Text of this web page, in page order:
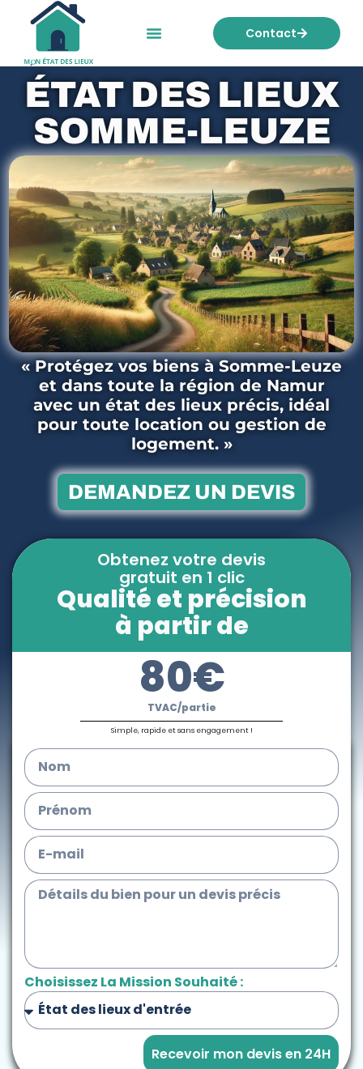
Contact
ÉTAT DES LIEUX
SOMME-LEUZE
« Protégez vos biens à Somme-Leuze
et dans toute la région de Namur
avec un état des lieux précis, idéal
pour toute location ou gestion de
logement. »
DEMANDEZ UN DEVIS
Obtenez votre devis
gratuit en 1 clic
Qualité et précision
à partir de
80€
TVAC/partie
Simple, rapide et sans engagement !
Choisissez La Mission Souhaité :
Recevoir mon devis en 24H